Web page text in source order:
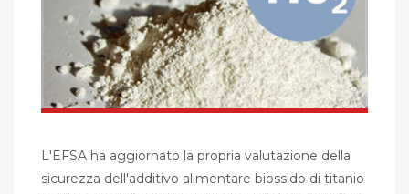
L'EFSA ha aggiornato la propria valutazione della
sicurezza dell'additivo alimentare biossido di titanio